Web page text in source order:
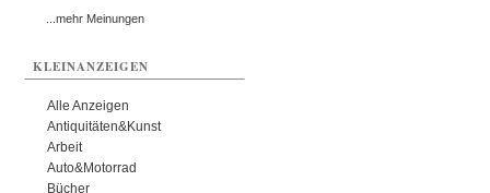
...mehr Meinungen
KLEINANZEIGEN
Alle Anzeigen
Antiquitäten&Kunst
Arbeit
Auto&Motorrad
Bücher